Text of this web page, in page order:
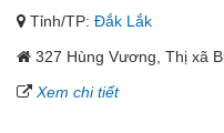
Tỉnh/TP: Đắk Lắk
327 Hùng Vương, Thị xã
Xem chi tiết